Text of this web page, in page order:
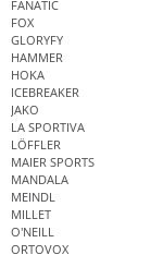
FANATIC
FOX
GLORYFY
HAMMER
HOKA
ICEBREAKER
JAKO
LA SPORTIVA
LÖFFLER
MAIER SPORTS
MANDALA
MEINDL
MILLET
O'NEILL
ORTOVOX